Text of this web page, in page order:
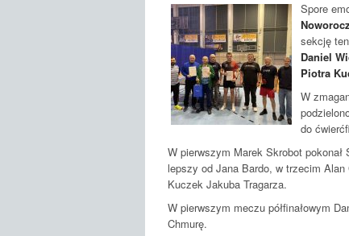
Spore
sekcję
Daniel
Piotra
W
do
W pierwszym Marek Skrobot
lepszy od Jana Bardo, w trzecim
Kuczek Jakuba Tragarza.
W pierwszym meczu półfinałowym
Chmurę.